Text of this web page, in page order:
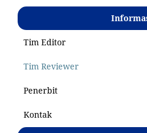
Tim Editor
Tim Reviewer
Penerbit
Kontak